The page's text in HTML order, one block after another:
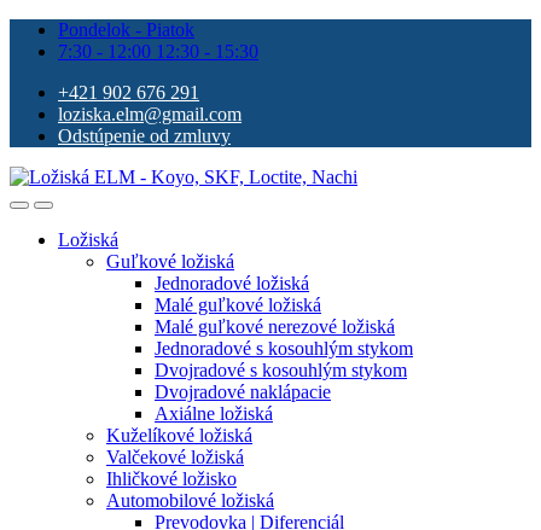
Pondelok - Piatok
7:30 - 12:00 12:30 - 15:30
+421 902 676 291
loziska.elm@gmail.com
Odstúpenie od zmluvy
Ložiská
Guľkové ložiská
Jednoradové ložiská
Malé guľkové ložiská
Malé guľkové nerezové ložiská
Jednoradové s kosouhlým stykom
Dvojradové s kosouhlým stykom
Dvojradové naklápacie
Axiálne ložiská
Kuželíkové ložiská
Valčekové ložiská
Ihličkové ložisko
Automobilové ložiská
Prevodovka | Diferenciál